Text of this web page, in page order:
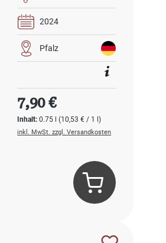
2024
Pfalz
Inhalt:0.75 l(10,53 € / 1 l)
Regulärer Preis:
7,90 €
inkl. MwSt. zzgl. Versandkosten